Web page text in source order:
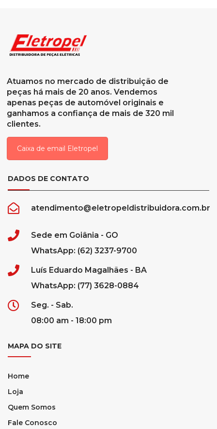
Atuamos no mercado de distribuição de
peças há mais de 20 anos. Vendemos
apenas peças de automóvel originais e
ganhamos a confiança de mais de 320 mil
clientes.
Caixa de email Eletropel
DADOS DE CONTATO
atendimento@eletropeldistribuidora.com.br
Sede em Goiânia - GO
WhatsApp: (62) 3237-9700
Luís Eduardo Magalhães - BA
WhatsApp: (77) 3628-0884
Seg. - Sab.
08:00 am - 18:00 pm
MAPA DO SITE
Home
Loja
Quem Somos
Fale Conosco